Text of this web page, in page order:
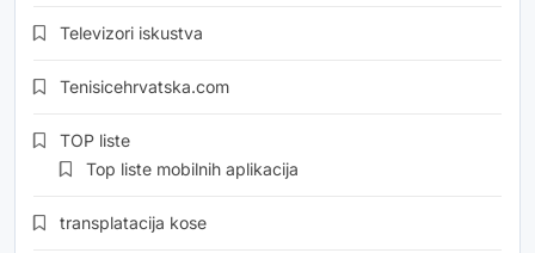
Televizori iskustva
Tenisicehrvatska.com
TOP liste
Top liste mobilnih aplikacija
transplatacija kose